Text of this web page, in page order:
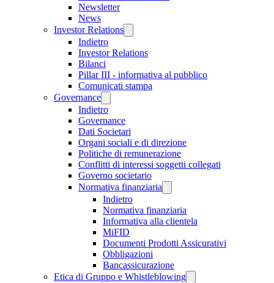
Newsletter
News
Investor Relations
Indietro
Investor Relations
Bilanci
Pillar III - informativa al pubblico
Comunicati stampa
Governance
Indietro
Governance
Dati Societari
Organi sociali e di direzione
Politiche di remunerazione
Conflitti di interessi soggetti collegati
Governo societario
Normativa finanziaria
Indietro
Normativa finanziaria
Informativa alla clientela
MiFID
Documenti Prodotti Assicurativi
Obbligazioni
Bancassicurazione
Etica di Gruppo e Whistleblowing